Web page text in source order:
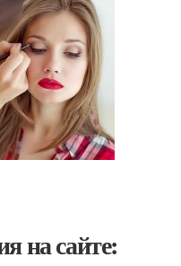
на сайте: